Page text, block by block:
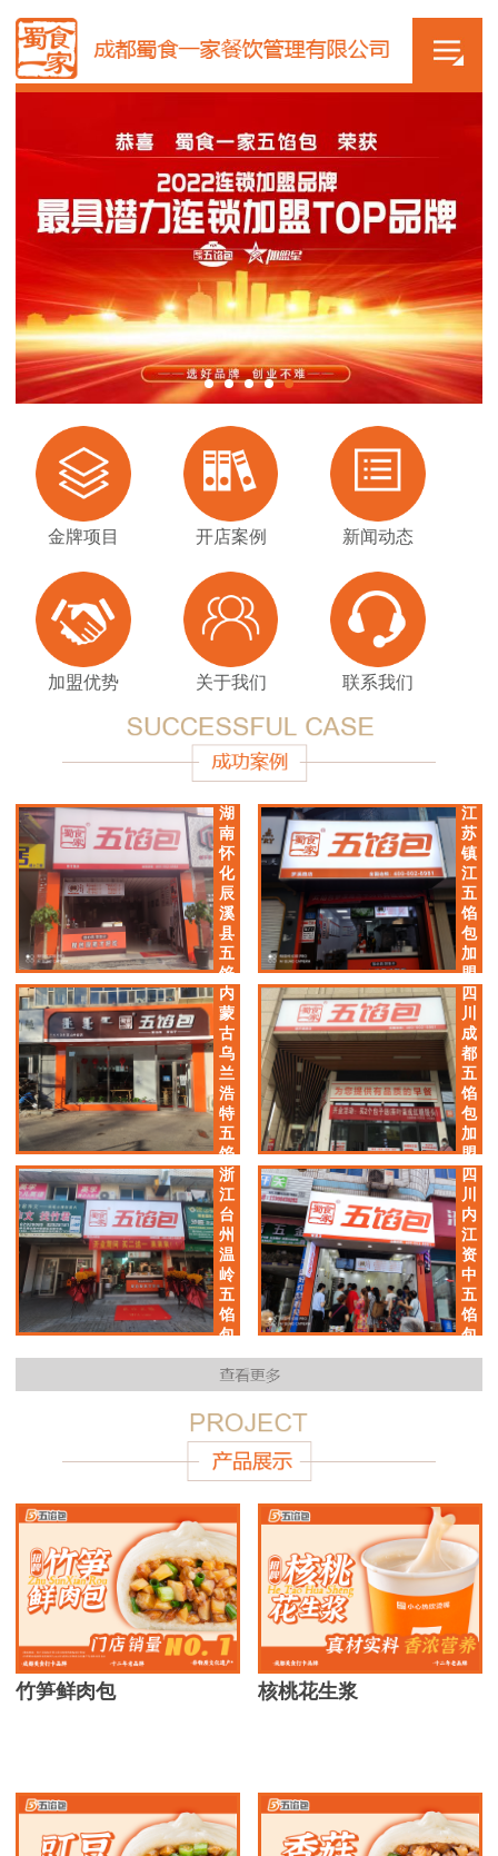
金牌项目 开店案例 新闻动态
加盟优势 关于我们 联系我们
湖
南
怀
化
辰
溪
县
五
馅
包
加
盟
店
江
苏
镇
江
五
馅
包
加
盟
店
内
蒙
古
乌
兰
浩
特
五
馅
包
加
盟
店
四
川
成
都
五
馅
包
加
盟
店
浙
江
台
州
温
岭
五
馅
包
加
盟
店
四
川
内
江
资
中
五
馅
包
加
店
竹笋鲜肉包 核桃花生浆